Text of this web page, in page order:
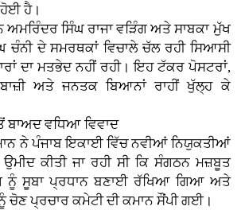
ਹੋਈ ਹੈ।
ਅਮਰਿੰਦਰ ਸਿੰਘ ਰਾਜਾ ਵੜਿੰਗ ਅਤੇ ਸਾਬਕਾ ਮੁੱਖ
ਚੰਨੀ ਦੇ ਸਮਰਥਕਾਂ ਵਿਚਾਲੇ ਚੱਲ ਰਹੀ ਸਿਆਸੀ
ਦਾ ਮਤਭੇਦ ਨਹੀਂ ਰਹੀ। ਇਹ ਟੱਕਰ ਪੋਸਟਰਾਂ,
ਅਤੇ ਜਨਤਕ ਬਿਆਨਾਂ ਰਾਹੀਂ ਖੁੱਲ੍ਹ ਕੇ
ਬਾਅਦ ਵਧਿਆ ਵਿਵਾਦ
ਨੇ ਪੰਜਾਬ ਇਕਾਈ ਵਿੱਚ ਨਵੀਆਂ ਨਿਯੁਕਤੀਆਂ
ਉਮੀਦ ਕੀਤੀ ਜਾ ਰਹੀ ਸੀ ਕਿ ਸੰਗਠਨ ਮਜ਼ਬੂਤ
ਨੂੰ ਸੂਬਾ ਪ੍ਰਧਾਨ ਬਣਾਈ ਰੱਖਿਆ ਗਿਆ ਅਤੇ
ਚੋਣ ਪ੍ਰਚਾਰ ਕਮੇਟੀ ਦੀ ਕਮਾਨ ਸੌਂਪੀ ਗਈ।